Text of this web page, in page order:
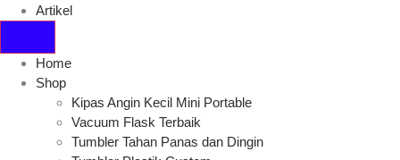
Artikel
Home
Shop
Kipas Angin Kecil Mini Portable
Vacuum Flask Terbaik
Tumbler Tahan Panas dan Dingin